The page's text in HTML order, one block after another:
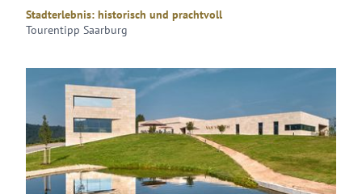
Stadterlebnis: historisch und prachtvoll
Tourentipp Saarburg